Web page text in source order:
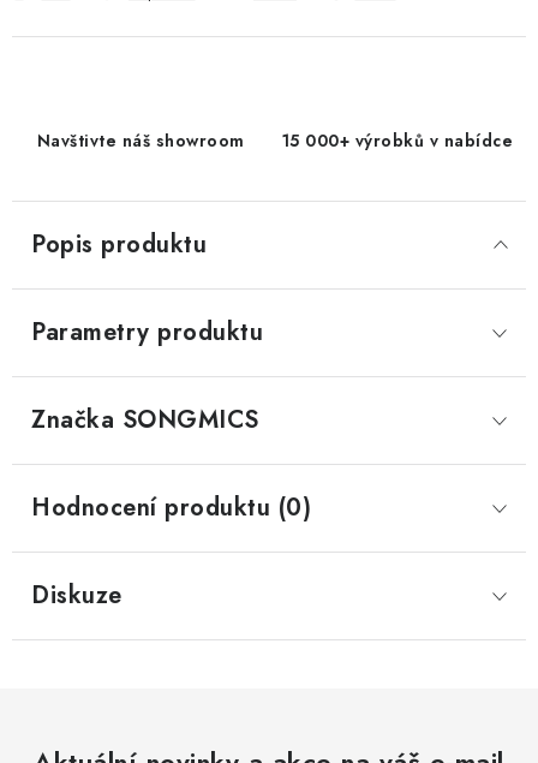
Navštivte náš showroom 15 000+ výrobků v nabídce
Popis produktu
Parametry produktu
Značka SONGMICS
Hodnocení produktu (0)
Diskuze